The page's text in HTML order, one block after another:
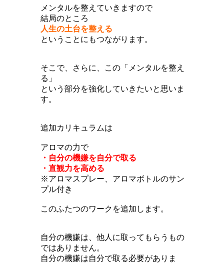
メンタルを整えていきますので
結局のところ
人生の土台を整える
ということにもつながります。
そこで、さらに、この「メンタルを整え
る」
という部分を強化していきたいと思いま
す。
追加カリキュラムは
アロマの力で
・自分の機嫌を自分で取る
・直観力を高める
※アロマスプレー、アロマボトルのサン
プル付き
このふたつのワークを追加します。
自分の機嫌は、他人に取ってもらうもの
ではありません。
自分の機嫌は自分で取る必要がありま